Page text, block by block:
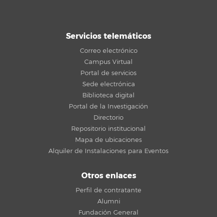
Servicios telemáticos
Correo electrónico
Campus Virtual
Portal de servicios
Sede electrónica
Biblioteca digital
Portal de la Investigación
Directorio
Repositorio institucional
Mapa de ubicaciones
Alquiler de Instalaciones para Eventos
Otros enlaces
Perfil de contratante
Alumni
Fundación General